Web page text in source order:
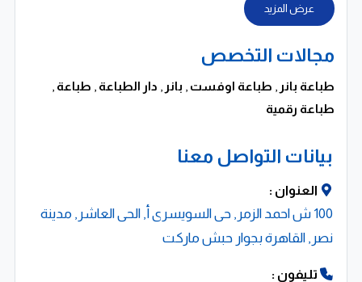
وصورة)
مشاريع التخرج والطباعة الأكاديمية
بما يعكس احترافية علامتك التجارية ويعزز حضورها في
السوق.
عرض المزيد
مجالات التخصص
طباعة بانر , طباعة اوفست , بانر , دار الطباعة , طباعة ,
طباعة رقمية
بيانات التواصل معنا
العنوان :
100 ش احمد الزمر, حى السويسرى أ, الحى العاشر, مدينة
نصر, القاهرة بجوار حبش ماركت
تليفون :